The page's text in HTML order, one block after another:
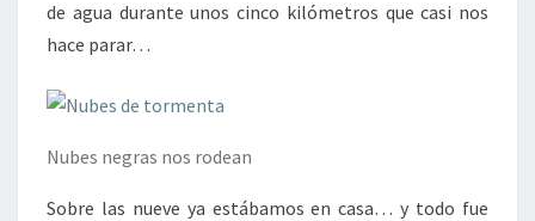
de agua durante unos cinco kilómetros que casi nos
hace parar…
Nubes negras nos rodean
Sobre las nueve ya estábamos en casa… y todo fue